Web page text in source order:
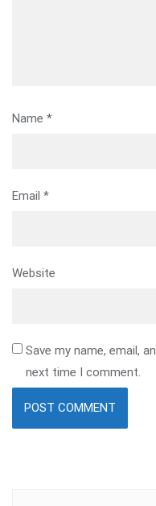
Name *
Email *
Website
Save my name, email,
next time I comment.